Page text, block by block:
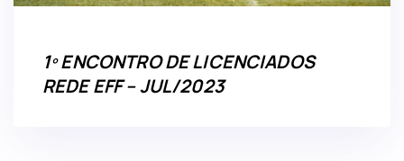
1º ENCONTRO DE LICENCIADOS
REDE EFF – JUL/2023